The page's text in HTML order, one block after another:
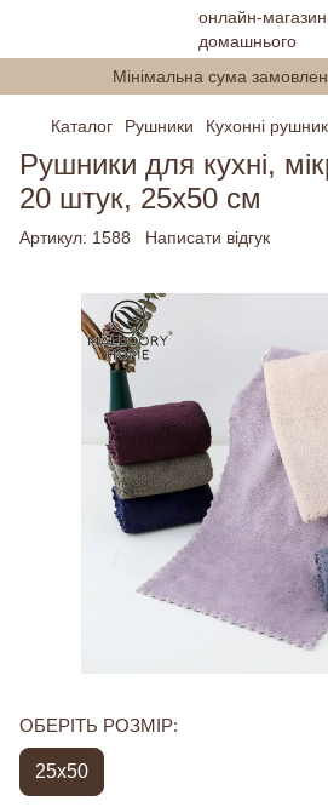
Мінімальна сума
Каталог Рушники Кухонні
Рушники для кухні,
20 штук, 25х50 см
Артикул: 1588 Написати відгук
ОБЕРІТЬ РОЗМІР:
25x50